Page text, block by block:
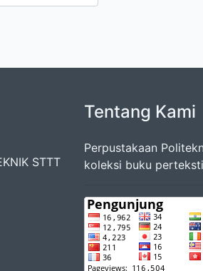
STTT
Tentang Kami
Perpustakaan
koleksi buku